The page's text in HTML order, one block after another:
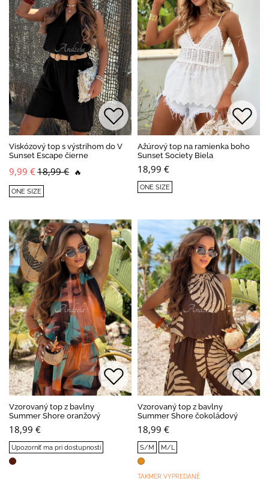
Viskózový top s výstrihom do V
Sunset Escape čierne
9,99 €18,99 € 🔥
ONE SIZE
Ažúrový top na ramienka boho
Sunset Society Biela
18,99 €
ONE SIZE
Vzorovaný top z bavlny
Summer Shore oranžový
18,99 €
Upozorniť ma pri dostupnosti
Vzorovaný top z bavlny
Summer Shore čokoládový
18,99 €
S/M M/L
TAKMER VYPREDANÉ